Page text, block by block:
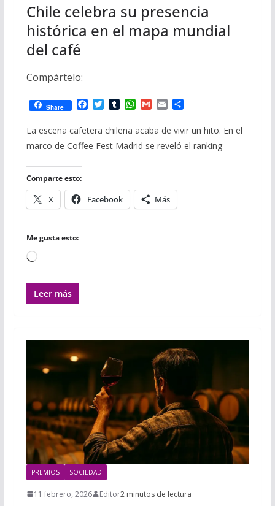
Chile celebra su presencia
histórica en el mapa mundial
del café
Compártelo:
Share
F
c
e
b
T
i
t
t
T
m
b
l
W
a
t
s
G
a
i
l
E
a
i
l
C
m
p
a
La escena cafetera chilena acaba de vivir un hito. En el
marco de Coffee Fest Madrid se reveló el ranking
Comparte esto:
X Facebook Más
Me gusta esto:
Cargando...
Leer más
PREMIOS SOCIEDAD
11 febrero, 2026 Editor2 minutos de lectura